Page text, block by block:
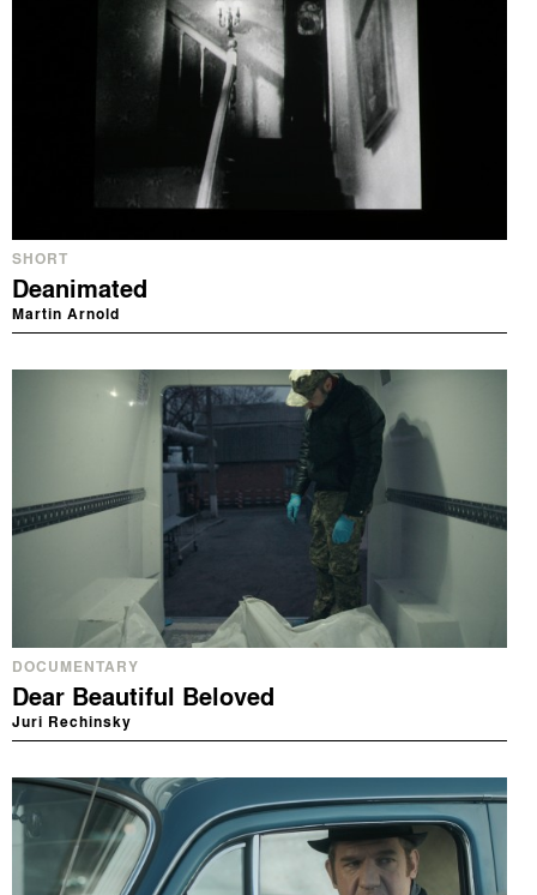
SHORT
Deanimated
Martin Arnold
DOCUMENTARY
Dear Beautiful Beloved
Juri Rechinsky